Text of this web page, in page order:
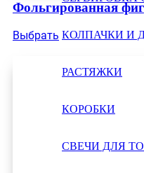
КОЛПАЧКИ И
РАСТЯЖКИ
КОРОБКИ
СВЕЧИ ДЛЯ
Фольгированная
Выбрать